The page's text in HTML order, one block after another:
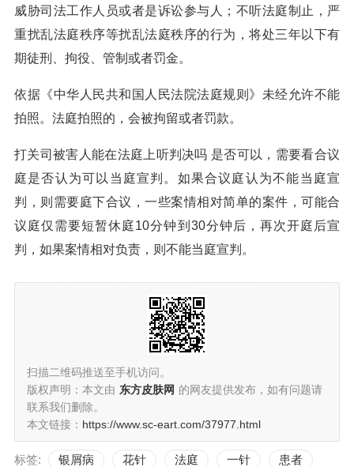
威胁司法工作人员或者是诉讼参与人；不听法庭制止，严
重扰乱法庭秩序等扰乱法庭秩序的行为，将处三年以下有
期徒刑、拘役、管制或者罚金。
依据《中华人民共和国人民法院法庭规则》未经允许不能
拍照。法庭拍照的，会被拘留或者罚款。
打关司被害人能在法庭上听判决吗 是否可以，需要看合议
庭是否认为可以当庭宣判。如果合议庭认为不能当庭宣
判，则需要庭下合议，一些案情相对简单的案件，可能合
议庭仅需要短暂休庭10分钟到30分钟后，再次开庭后宣
判，如果案情相对负责，则不能当庭宣判。
扫描二维码推送至手机访问。
版权声明：本文由 东方皮肤网 的网友提供发布，如有问题请
联系我们删除。
本文链接： https://www.sc-eart.com/37977.html
标签: 银屑病 花针 法庭 一针 患者